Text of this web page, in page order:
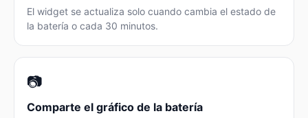
El widget se actualiza solo cuando cambia el estado de
la batería o cada 30 minutos.
📷
Comparte el gráfico de la batería